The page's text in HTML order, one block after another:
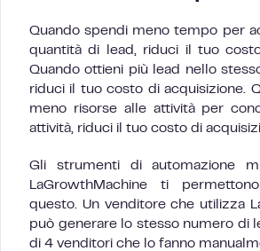
Quando spendi meno tempo per
quantità di lead, riduci il tuo
Quando ottieni più lead nello
riduci il tuo costo di acquisizione.
meno risorse alle attività per
attività, riduci il tuo costo di
Gli strumenti di automazione
LaGrowthMachine ti
questo. Un venditore che utilizza
può generare lo stesso numero di
di 4 venditori che lo fanno